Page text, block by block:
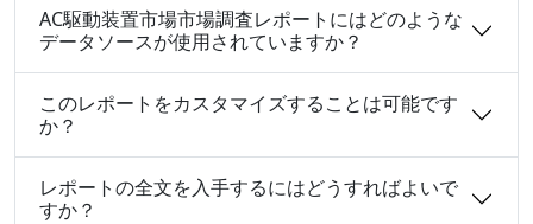
AC駆動装置市場市場調査レポートにはどのような
データソースが使用されていますか？
このレポートをカスタマイズすることは可能です
か？
レポートの全文を入手するにはどうすればよいで
すか？